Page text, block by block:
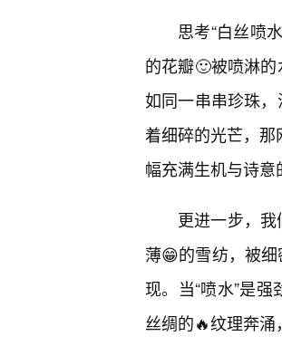
思考“白丝喷
的花瓣🙂被喷淋
如同一串串珍珠
着细碎的光芒，那
幅充满生机与诗意
更进一步，我
薄😁的雪纺，被
现。当“喷水”是
丝绸的🔥纹理奔涌